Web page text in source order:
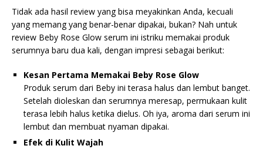
Tidak ada hasil review yang bisa meyakinkan Anda, kecuali
yang memang yang benar-benar dipakai, bukan? Nah untuk
review Beby Rose Glow serum ini istriku memakai produk
serumnya baru dua kali, dengan impresi sebagai berikut:
Kesan Pertama Memakai Beby Rose Glow
Produk serum dari Beby ini terasa halus dan lembut banget.
Setelah dioleskan dan serumnya meresap, permukaan kulit
terasa lebih halus ketika dielus. Oh iya, aroma dari serum ini
lembut dan membuat nyaman dipakai.
Efek di Kulit Wajah